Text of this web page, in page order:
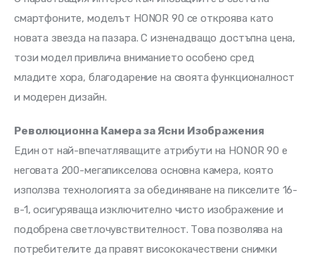
смартфоните, моделът HONOR 90 се откроява като
новата звезда на пазара. С изненадващо достъпна цена,
този модел привлича вниманието особено сред
младите хора, благодарение на своята функционалност
и модерен дизайн.
Революционна Камера за Ясни Изображения
Един от най-впечатляващите атрибути на HONOR 90 е
неговата 200-мегапикселова основна камера, която
използва технологията за обединяване на пикселите 16-
в-1, осигуряваща изключително чисто изображение и
подобрена светлочувствителност. Това позволява на
потребителите да правят висококачествени снимки